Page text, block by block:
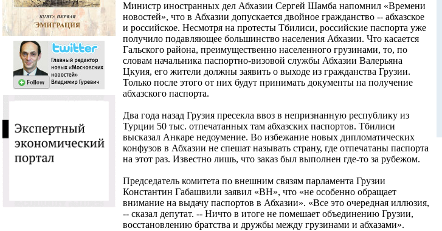
Министр иностранных дел Абхазии Сергей Шамба напомнил «Времени
новостей», что в Абхазии допускается двойное гражданство -- абхазское
и российское. Несмотря на протесты Тбилиси, российские паспорта уже
получило подавляющее большинство населения Абхазии. Что касается
Гальского района, преимущественно населенного грузинами, то, по
словам начальника паспортно-визовой службы Абхазии Валерьяна
Цкуия, его жители должны заявить о выходе из гражданства Грузии.
Только после этого от них будут принимать документы на получение
абхазского паспорта.
Два года назад Грузия пресекла ввоз в непризнанную республику из
Турции 50 тыс. отпечатанных там абхазских паспортов. Тбилиси
высказал Анкаре недоумение. Во избежание новых дипломатических
конфузов в Абхазии не спешат называть страну, где отпечатаны паспорта
на этот раз. Известно лишь, что заказ был выполнен где-то за рубежом.
Председатель комитета по внешним связям парламента Грузии
Константин Габашвили заявил «ВН», что «не особенно обращает
внимание на выдачу паспортов в Абхазии». «Все это очередная иллюзия,
-- сказал депутат. -- Ничто в итоге не помешает объединению Грузии,
восстановлению братства и дружбы между грузинами и абхазами».